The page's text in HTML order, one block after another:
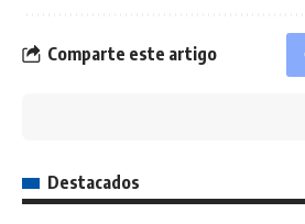
Comparte este artigo
Destacados